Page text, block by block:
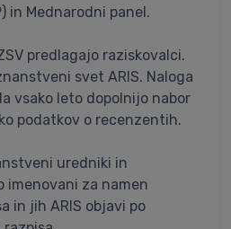
in Mednarodni panel.
predlagajo raziskovalci.
svet ARIS. Naloga
vsako leto dopolnijo nabor
podatkov o recenzentih.
uredniki in
imenovani za namen
in jih ARIS objavi po